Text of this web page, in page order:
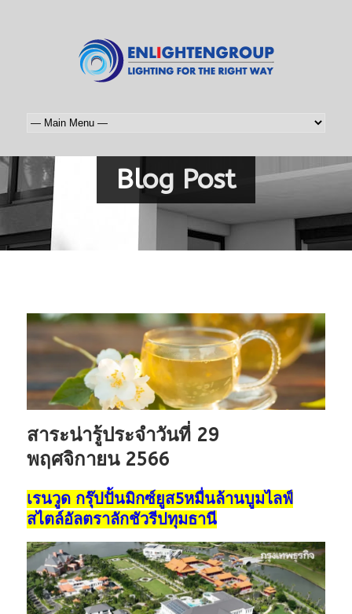
Blog Post
สาระน่ารู้ประจำวันที่ 29
พฤศจิกายน 2566
เรนวูด กรุ๊ปปั้นมิกซ์ยูส5หมื่นล้านบูมไลฟ์
สไตล์อัลตราลักชัวรีปทุมธานี